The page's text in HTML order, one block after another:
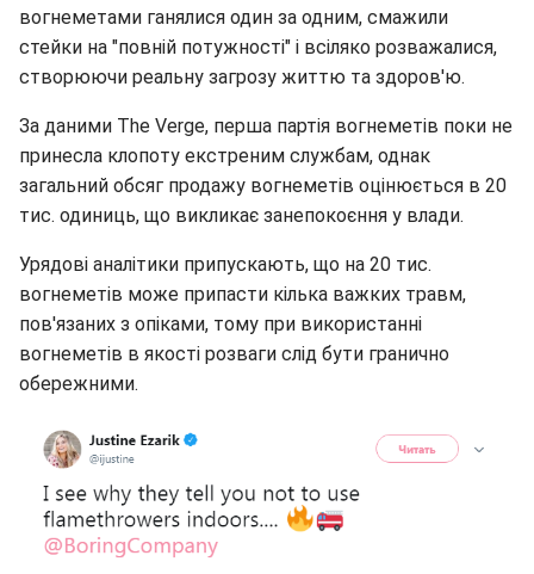
вогнеметами ганялися один за одним, смажили
стейки на "повній потужності" і всіляко розважалися,
створюючи реальну загрозу життю та здоров'ю.
За даними The Verge, перша партія вогнеметів поки не
принесла клопоту екстреним службам, однак
загальний обсяг продажу вогнеметів оцінюється в 20
тис. одиниць, що викликає занепокоєння у влади.
Урядові аналітики припускають, що на 20 тис.
вогнеметів може припасти кілька важких травм,
пов'язаних з опіками, тому при використанні
вогнеметів в якості розваги слід бути гранично
обережними.